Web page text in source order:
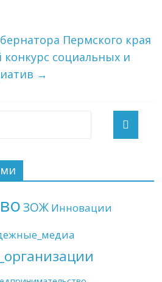
Пермского края
социальных и
→
ЗОЖ Инновации